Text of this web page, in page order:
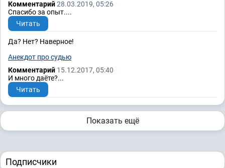
Комментарий28.03.2019, 05:26
Спасибо за опыт....
Читать
Да? Нет? Наверное!
Анекдот про судью
Комментарий 15.12.2017, 05:40
И много даёте?...
Читать
Показать ещё
Подписчики